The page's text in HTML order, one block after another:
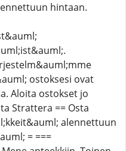
hintaan.
ostoksesi ovat
Aloita ostokset jo
Strattera == Osta
alennettuun
= ===